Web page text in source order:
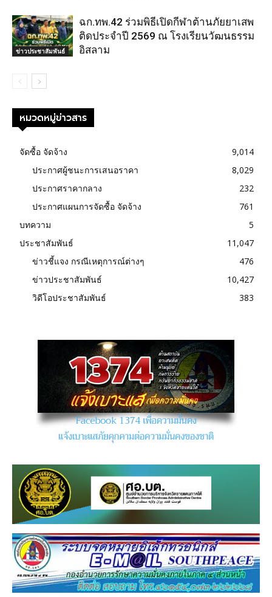
ข่าวประชาสัมพันธ์
ฉก.ทพ.42 ร่วมพิธีเปิดกีฬาต้านภัยยาเสพ
ติดประจำปี 2569 ณ โรงเรียนวัฒนธรรม
อิสลาม
หมวดหมู่ข่าวสาร
จัดซื้อ จัดจ้าง
9,014
ประกาศผู้ชนะการเสนอราคา
8,029
ประกาศราคากลาง
232
ประกาศแผนการจัดซื้อ จัดจ้าง
761
บทความ
5
ประชาสัมพันธ์
11,047
ข่าวชี้แจง กรณีเหตุการณ์ต่างๆ
476
ข่าวประชาสัมพันธ์
10,427
วิดีโอประชาสัมพันธ์
383